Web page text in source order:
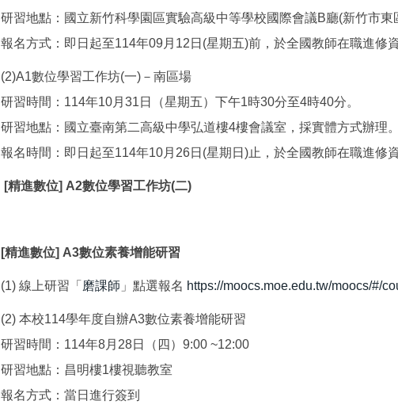
研習地點：國立新竹科學園區實驗高級中等學校國際會議B廳(新竹市東
報名方式：即日起至114年09月12日(星期五)前，於全國教師在職進修
(2)A1數位學習工作坊(一)－南區場
研習時間：114年10月31日（星期五）下午1時30分至4時40分。
研習地點：國立臺南第二高級中學弘道樓4樓會議室，採實體方式辦理。
報名時間：即日起至114年10月26日(星期日)止，於全國教師在職進修
[精進數位] A2數位學習工作坊(二)
[精進數位] A3數位素養增能研習
(1) 線上研習「 磨課師 」點選報名 https://moocs.moe.edu.tw/moocs/#/
(2) 本校114學年度自辦A3數位素養增能研習
研習時間：114年8月28日（四）9:00 ~12:00
研習地點：昌明樓1樓視聽教室
報名方式：當日進行簽到